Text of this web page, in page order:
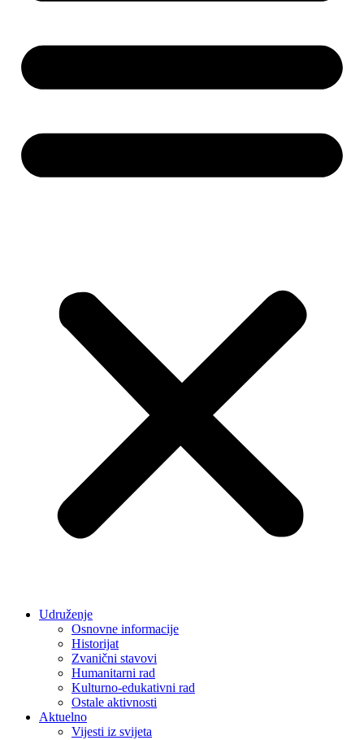
Udruženje
Osnovne informacije
Historijat
Zvanični stavovi
Humanitarni rad
Kulturno-edukativni rad
Ostale aktivnosti
Aktuelno
Vijesti iz svijeta